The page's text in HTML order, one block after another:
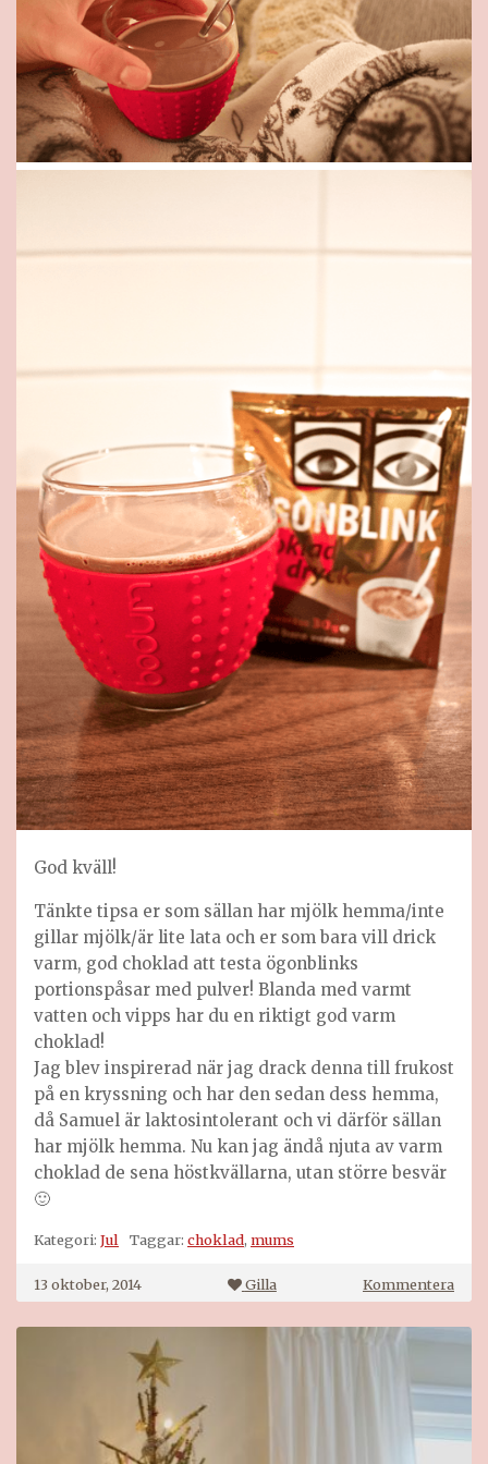
God kväll!
Tänkte tipsa er som sällan har mjölk hemma/inte
gillar mjölk/är lite lata och er som bara vill drick
varm, god choklad att testa ögonblinks
portionspåsar med pulver! Blanda med varmt
vatten och vipps har du en riktigt god varm
choklad!
Jag blev inspirerad när jag drack denna till frukost
på en kryssning och har den sedan dess hemma,
då Samuel är laktosintolerant och vi därför sällan
har mjölk hemma. Nu kan jag ändå njuta av varm
choklad de sena höstkvällarna, utan större besvär
🙂
Kategori: Jul Taggar: choklad, mums
13 oktober, 2014 Gilla Kommenterapå